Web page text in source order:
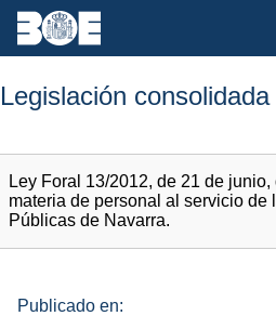
Legislación consolidada
Ley Foral 13/2012, de 21 de
materia de personal al servicio de
Públicas de Navarra.
Publicado en: